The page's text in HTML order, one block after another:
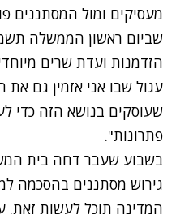
מעסיקים ומול המסתננים
שביום ראשון הממשלה
הזדמנות ועדת שרים
עגול שבו אני אזמין גם
שעוסקים בנושא הזה כדי
פתרונות".
בשבוע שעבר דחה בית
גירוש מסתננים בהסכמה
המדינה תוכל לעשות זאת.